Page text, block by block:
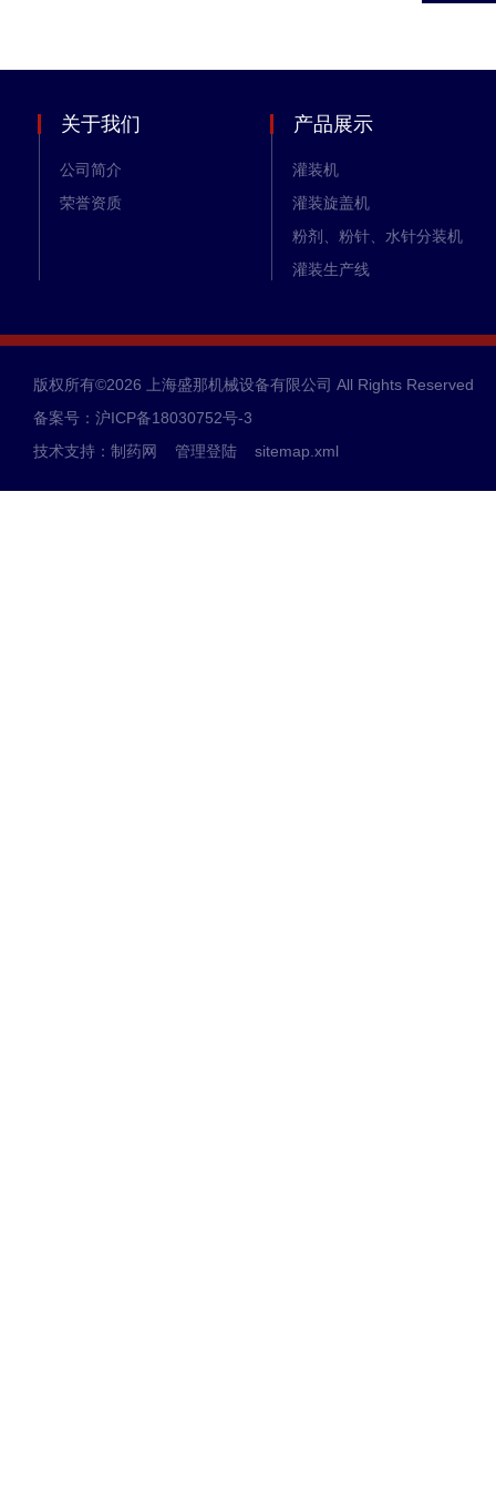
关于我们
公司简介
荣誉资质
产品展示
灌装机
灌装旋盖机
粉剂、粉针、水针分装机
灌装生产线
洗瓶机
版权所有©2026 上海盛那机械设备有限公司 All Rights Reserved
备案号：沪ICP备18030752号-3
技术支持： 制药网 管理登陆 sitemap.xml